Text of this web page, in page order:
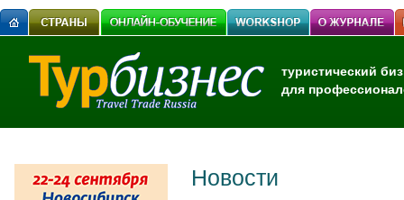
туристический
для
Новости